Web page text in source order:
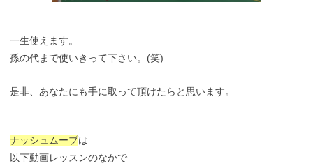
一生使えます。
孫の代まで使いきって下さい。(笑)
是非、あなたにも手に取って頂けたらと思います。
ナッシュムーブは
以下動画レッスンのなかで